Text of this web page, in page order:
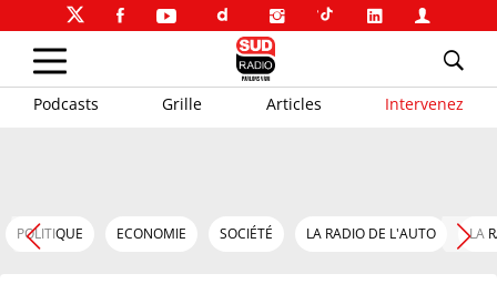
Podcasts Grille Articles Intervenez
POLITIQUE ECONOMIE SOCIÉTÉ LA RADIO DE L'AUTO LA